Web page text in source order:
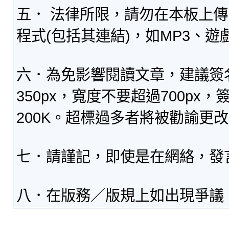
五． 法律所限，請勿在本板上
程式(包括其連結)，如MP3、遊
六．為免影響閱讀文章，建議
350px，寬度不要超過700px，
200K。超標過多者將被勸諭更
七．請謹記，即使是在網絡，
八．在版務／版規上如出現爭